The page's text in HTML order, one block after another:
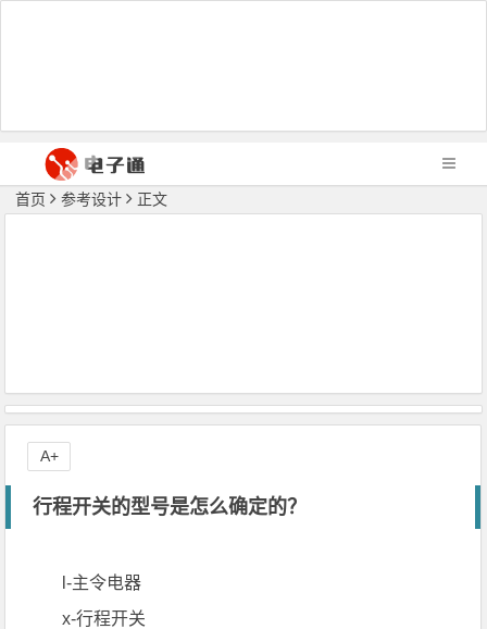
首页 参考设计 正文
行程开关的型号是怎么确定的？
l-主令电器
x-行程开关
A+